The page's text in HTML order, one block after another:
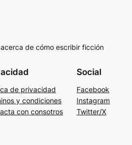
de cómo escribir ficción
de privacidad
y condiciones
con consotros
Social
Facebook
Instagram
Twitter/X